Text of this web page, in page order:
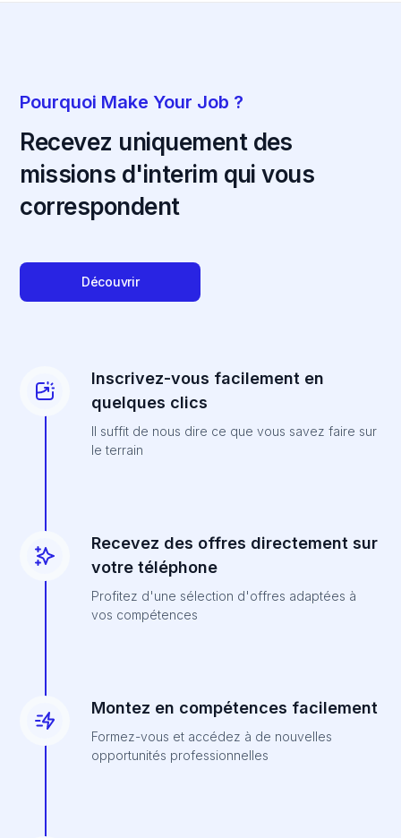
Pourquoi Make Your Job ?
Recevez uniquement des
missions d'interim qui vous
correspondent
Découvrir
Inscrivez-vous facilement en
quelques clics
Il suffit de nous dire ce que vous savez faire sur
le terrain
Recevez des offres directement sur
votre téléphone
Profitez d'une sélection d'offres adaptées à
vos compétences
Montez en compétences facilement
Formez-vous et accédez à de nouvelles
opportunités professionnelles